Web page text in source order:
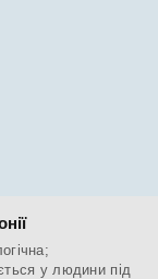
у людини під